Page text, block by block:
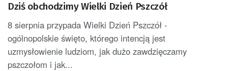
Dziś obchodzimy Wielki Dzień Pszczół
8 sierpnia przypada Wielki Dzień Pszczół -
ogólnopolskie święto, którego intencją jest
uzmysłowienie ludziom, jak dużo zawdzięczamy
pszczołom i jak...